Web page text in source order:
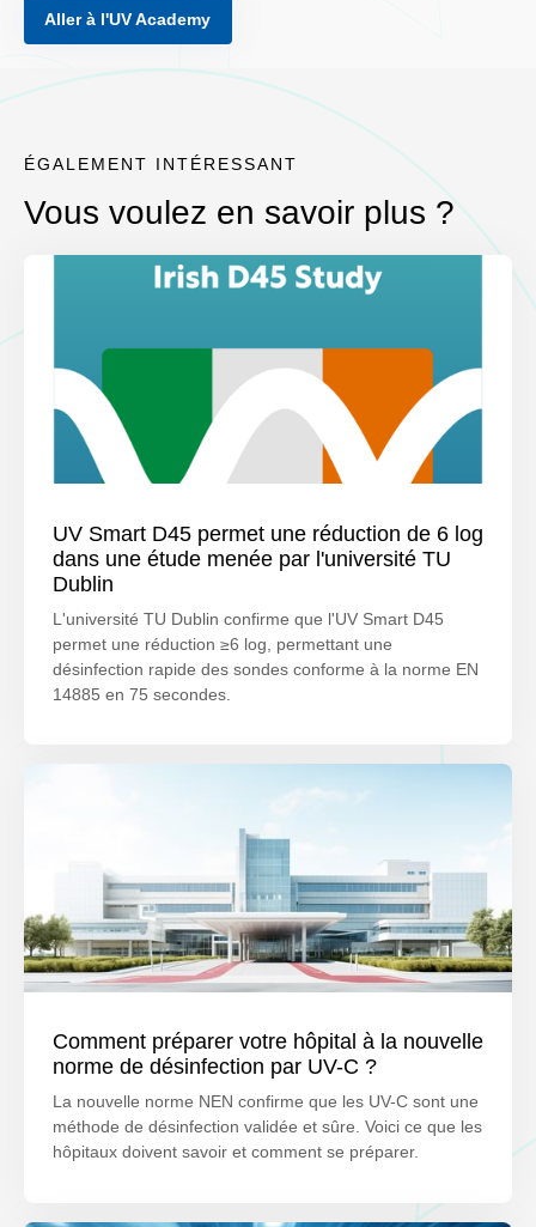
Aller à l'UV Academy
ÉGALEMENT INTÉRESSANT
Vous voulez en savoir plus ?
UV Smart D45 permet une réduction de 6 log
dans une étude menée par l'université TU
Dublin
L'université TU Dublin confirme que l'UV Smart D45
permet une réduction ≥6 log, permettant une
désinfection rapide des sondes conforme à la norme EN
14885 en 75 secondes.
Comment préparer votre hôpital à la nouvelle
norme de désinfection par UV-C ?
La nouvelle norme NEN confirme que les UV-C sont une
méthode de désinfection validée et sûre. Voici ce que les
hôpitaux doivent savoir et comment se préparer.